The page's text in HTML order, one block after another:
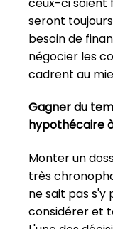
seront
besoin de
négocier les
cadrent au
Gagner du
hypothécaire
Monter un
très
ne sait pas s'y
considérer et